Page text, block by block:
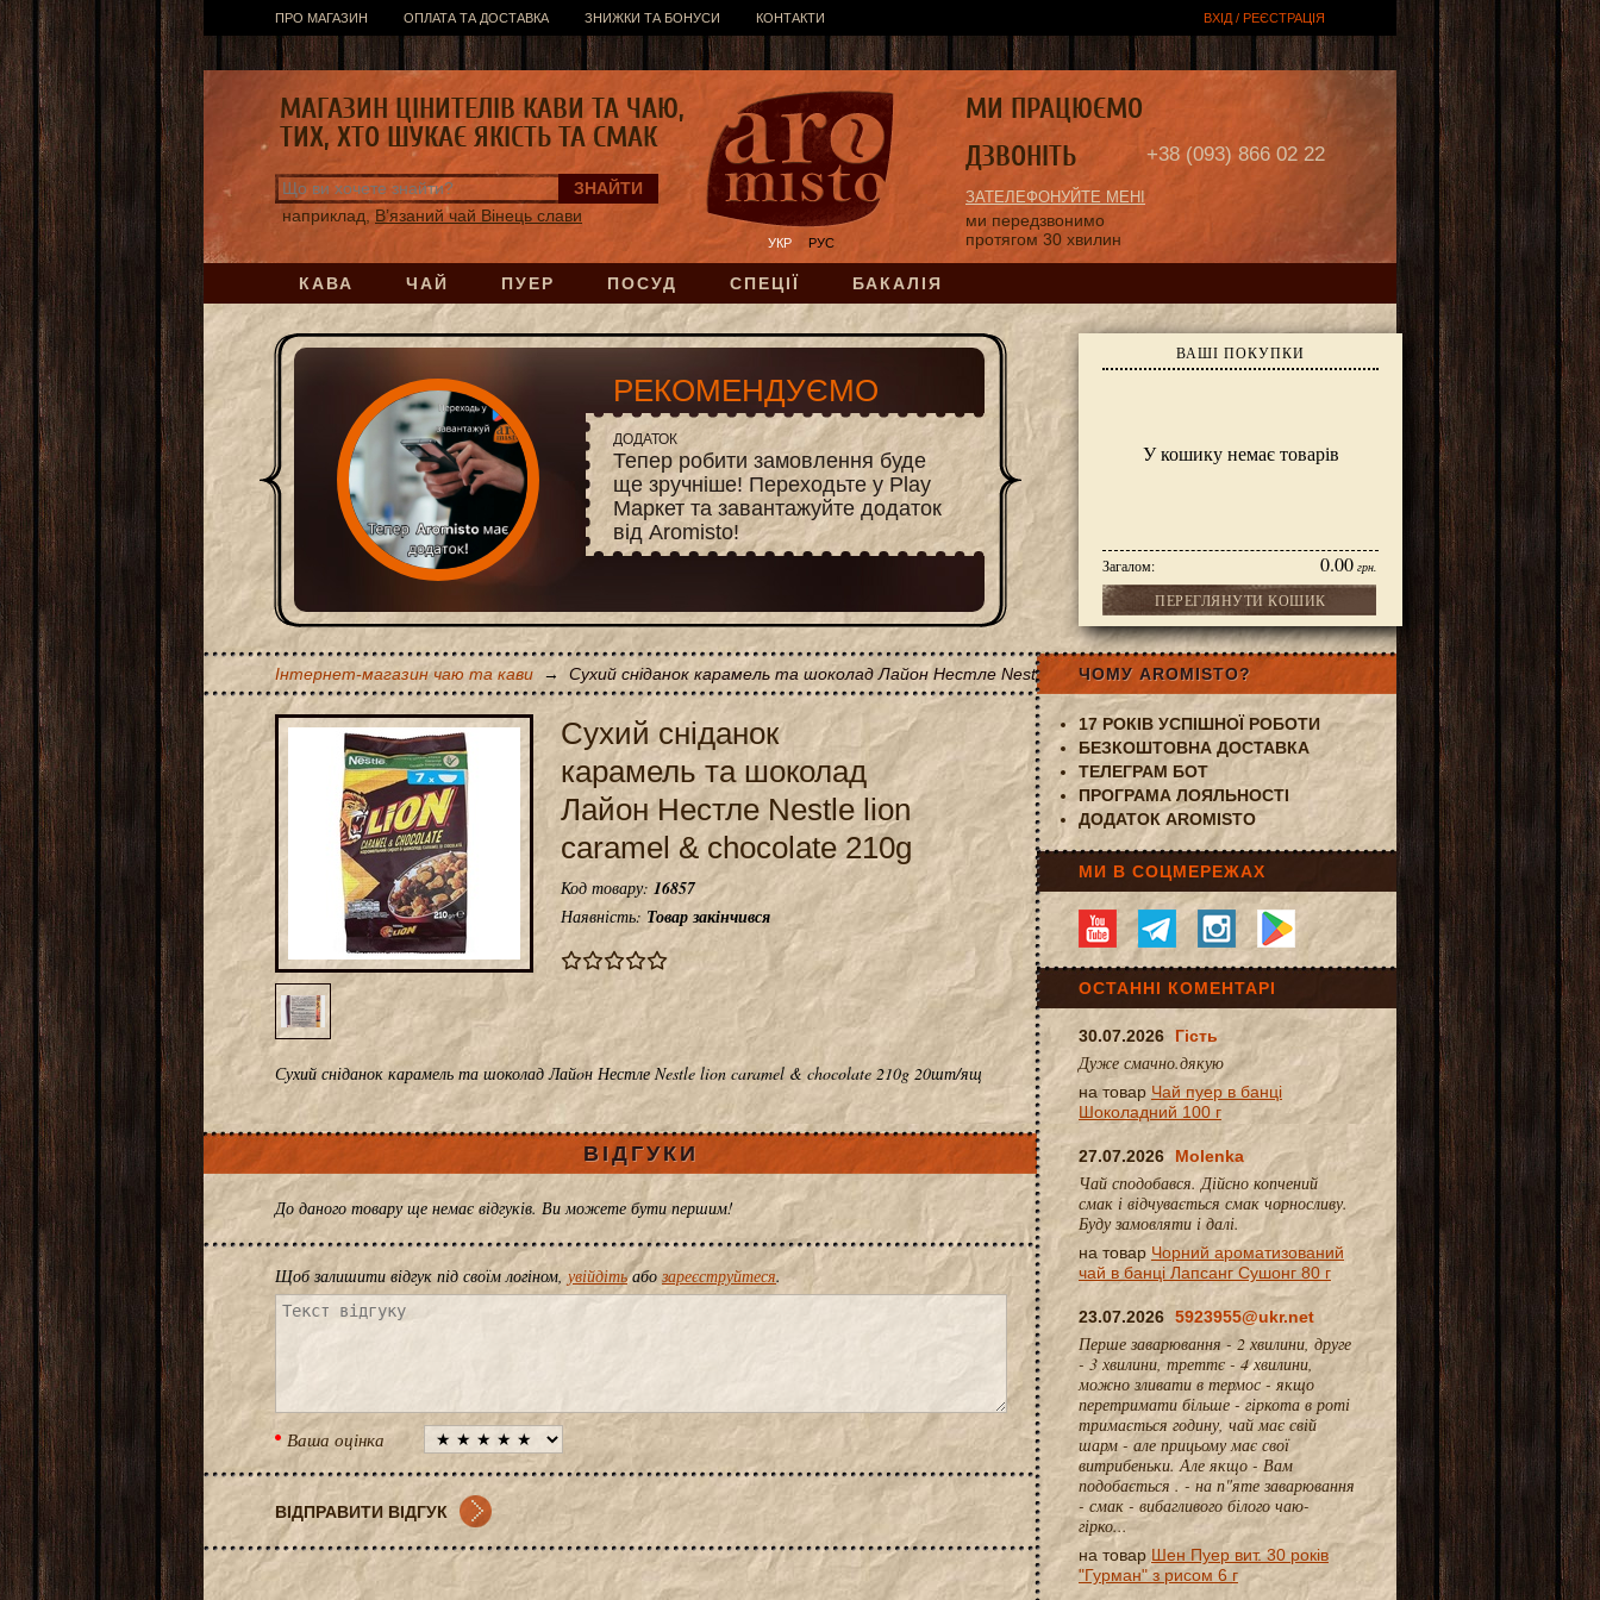
ПРО МАГАЗИН ОПЛАТА ТА ДОСТАВКА ЗНИЖКИ ТА БОНУСИ КОНТАКТИ ВХІД / РЕЄСТРАЦІЯ
КАВА ЧАЙ ПУЕР ПОСУД СПЕЦІЇ БАКАЛІЯ
УКР РУС
наприклад, В’язаний чай Вінець слави
ВАШІ ПОКУПКИ
У кошику немає товарів
Загалом: 0.00 грн.
ПЕРЕГЛЯНУТИ КОШИК
+38 (093) 866 02 22
ЗАТЕЛЕФОНУЙТЕ МЕНІ
ми передзвонимо
протягом 30 хвилин
МАГАЗИН ЦІНИТЕЛІВ КАВИ ТА ЧАЮ,
ТИХ, ХТО ШУКАЄ ЯКІСТЬ ТА СМАК
МИ ПРАЦЮЄМО
ДЗВОНІТЬ
РЕКОМЕНДУЄМО
ДОДАТОК
Тепер робити замовлення буде
ще зручніше! Переходьте у Play
Маркет та завантажуйте додаток
від Aromisto!
Інтернет-магазин чаю та кави → Сухий сніданок карамель та шоколад Лайoн Нестле Nestle lion caramel & chocolate 210g
Сухий сніданок
карамель та шоколад
Лайoн Нестле Nestle lion
caramel & chocolate 210g
Код товару: 16857
Наявність: Товар закінчився
Сухий сніданок карамель та шоколад Лайoн Нестле Nestle lion caramel & chocolate 210g 20шт/ящ
ВІДГУКИ
До даного товару ще немає відгуків. Ви можете бути першим!
Щоб залишити відгук під своїм логіном, увійдітьабо зареєструйтеся.
Ваша оцінка
ЧОМУ AROMISTO?
17 РОКІВ УСПІШНОЇ РОБОТИ
БЕЗКОШТОВНА ДОСТАВКА
ТЕЛЕГРАМ БОТ
ПРОГРАМА ЛОЯЛЬНОСТІ
ДОДАТОК AROMISTO
МИ В СОЦМЕРЕЖАХ
ОСТАННІ КОМЕНТАРІ
30.07.2026 Гість
Дуже смачно.дякую
на товар Чай пуер в банці
Шоколадний 100 г
27.07.2026 Molenka
Чай сподобався. Дійсно копчений
смак і відчувається смак чорносливу.
Буду замовляти і далі.
на товар Чорний ароматизований
чай в банці Лапсанг Сушонг 80 г
23.07.2026 5923955@ukr.net
Перше заварювання - 2 хвилини, друге
- 3 хвилини, треттє - 4 хвилини,
можно зливати в термос - якщо
перетримати більше - гіркота в роті
тримається годину, чай має свій
шарм - але прицьому має свої
витрибеньки. Але якщо - Вам
подобається . - на п"яте заварювання
- смак - вибагливого білого чаю-
гірко...
на товар Шен Пуер вит. 30 років
"Гурман" з рисом 6 г